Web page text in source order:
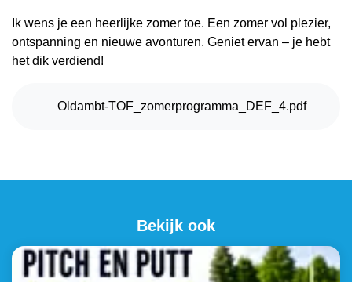
Ik wens je een heerlijke zomer toe. Een zomer vol plezier,
ontspanning en nieuwe avonturen. Geniet ervan – je hebt
het dik verdiend!
PDF Bestand
Oldambt-TOF_zomerprogramma_DEF_4.pdf
Bekijk ook